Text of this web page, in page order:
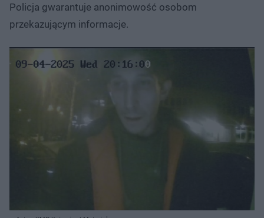
Policja gwarantuje anonimowość osobom
przekazującym informacje.